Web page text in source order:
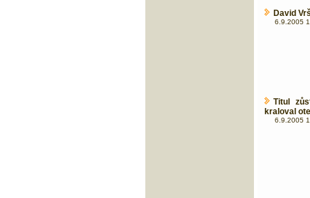
David
6.9.2005
Titul
kraloval
6.9.2005